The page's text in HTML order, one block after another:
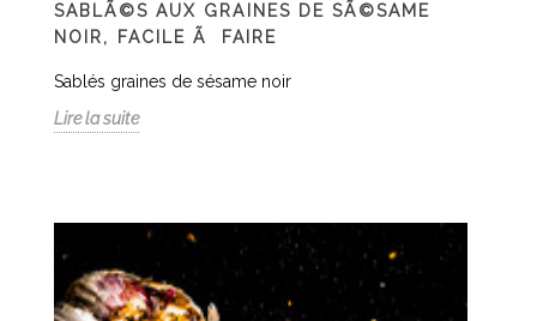
SABLÃ©S AUX GRAINES DE SÃ©SAME
NOIR, FACILE Ã FAIRE
Sablés graines de sésame noir
Lire la suite